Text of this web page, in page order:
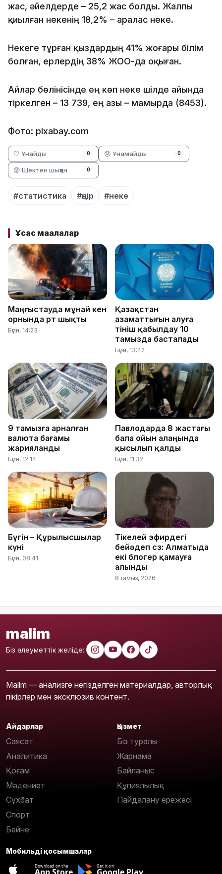
жас, әйелдерде – 25,2 жас болды. Жалпы
қиылған некенің 18,2% – аралас неке.
Некеге тұрған қыздардың 41% жоғары білім
болған, ерлердің 38% ЖОО-да оқыған.
Айлар бөлінісінде ең көп неке шілде айында
тіркелген – 13 739, ең азы – мамырда (8453).
Фото: pixabay.com
🤍 Ұнайды 0 😞 Ұнамайды 0
😡 Шектен шыққан 0
#статистика #өңір #неке
Ұқсас мақалалар
Маңғыстауда мұнай кен
орнында өрт шықты
Бүгін, 14:23
Қазақстан
азаматтығын алуға
өтініш қабылдау 10
тамызда басталады
Бүгін, 13:42
9 тамызға арналған
валюта бағамы
жарияланды
Бүгін, 12:14
Павлодарда 8 жастағы
бала ойын алаңында
қысылып қалды
Бүгін, 11:32
Бүгін – Құрылысшылар
күні
Бүгін, 08:41
Тікелей эфирдегі
бейәдеп сөз: Алматыда
екі блогер қамауға
алынды
8 тамыз, 2026
malim
Біз әлеуметтік желіде:
Malim — анализге негізделген материалдар, авторлық
пікірлер мен эксклюзив контент.
Айдарлар
Саясат
Аналитика
Қоғам
Мәдениет
Сұхбат
Спорт
Бейне
Қызмет
Біз туралы
Жарнама
Байланыс
Құпиялылық
Пайдалану ережесі
Мобильді қосымшалар
Download on the Get it on